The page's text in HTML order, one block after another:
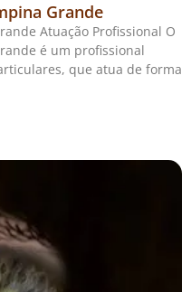
Grande
Atuação Profissional O
é um profissional
que atua de forma